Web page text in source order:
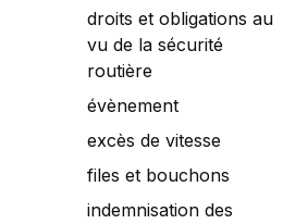
droits et obligations au
vu de la sécurité
routière
évènement
excès de vitesse
files et bouchons
indemnisation des